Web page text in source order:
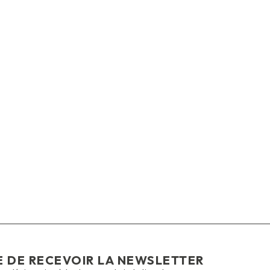
DE RECEVOIR LA NEWSLETTER